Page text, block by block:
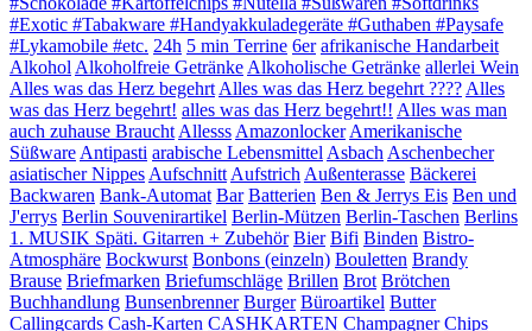
#Exotic #Tabakware #Handyakkuladegeräte #Guthaben #Paysafe
#Lykamobile #etc. 24h 5 min Terrine 6er afrikanische Handarbeit
Alkohol Alkoholfreie Getränke Alkoholische Getränke allerlei Wein
Alles was das Herz begehrt Alles was das Herz begehrt ???? Alles
was das Herz begehrt! alles was das Herz begehrt!! Alles was man
auch zuhause Braucht Allesss Amazonlocker Amerikanische
Süßware Antipasti arabische Lebensmittel Asbach Aschenbecher
asiatischer Nippes Aufschnitt Aufstrich Außenterasse Bäckerei
Backwaren Bank-Automat Bar Batterien Ben & Jerrys Eis Ben und
J'errys Berlin Souvenirartikel Berlin-Mützen Berlin-Taschen Berlins
1. MUSIK Späti. Gitarren + Zubehör Bier Bifi Binden Bistro-
Atmosphäre Bockwurst Bonbons (einzeln) Bouletten Brandy
Brause Briefmarken Briefumschläge Brillen Brot Brötchen
Buchhandlung Bunsenbrenner Burger Büroartikel Butter
Callingcards Cash-Karten CASHKARTEN Champagner Chips